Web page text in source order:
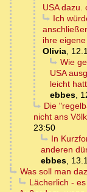
USA dazu.
Ich
ihre
Olivia,
Wie
USA
leicht
ebbes,
Die
nicht ans
23:50
In
anderen
ebbes,
Was soll man
Lächerlich -